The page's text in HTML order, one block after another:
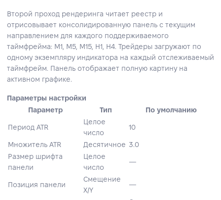
Второй проход рендеринга читает реестр и
отрисовывает консолидированную панель с текущим
направлением для каждого поддерживаемого
таймфрейма: M1, M5, M15, H1, H4. Трейдеры загружают по
одному экземпляру индикатора на каждый отслеживаемый
таймфрейм. Панель отображает полную картину на
активном графике.
Параметры настройки
Параметр
Тип По умолчанию
Период ATR
Целое
число
10
Множитель ATR Десятичное 3.0
Размер шрифта
панели
Целое
число
—
Позиция панели
Смещение
X/Y
—